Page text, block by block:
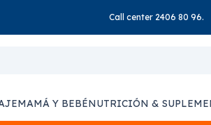
Call center 2406 80 96.
MAMÁ Y BEBÉNUTRICIÓN &